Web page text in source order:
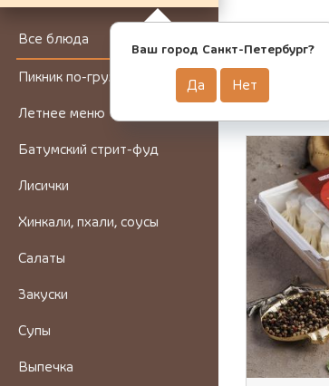
Ваш город Санкт-Петербург?
Да Нет
Все блюда
Пикник по-грузински
Летнее меню
Батумский стрит-фуд
Лисички
Хинкали, пхали, соусы
Салаты
Закуски
Супы
Выпечка
Мы